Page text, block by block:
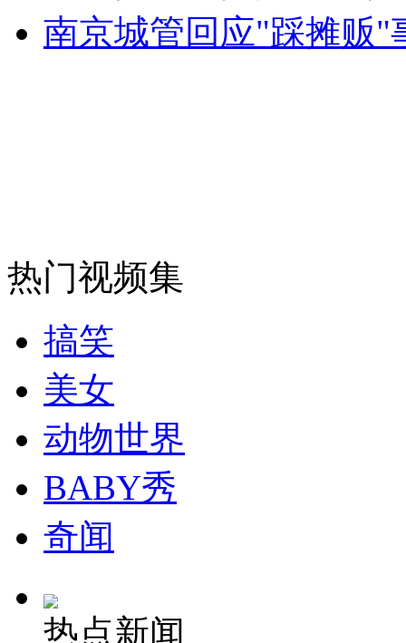
外交部：有关国家言论片面不公正
纽约上演“枕头大战”
司机酒驾遇交警 急速倒车逃窜
南京城管回应"踩摊贩"
热门视频集
搞笑
美女
动物世界
BABY秀
奇闻
热点新闻